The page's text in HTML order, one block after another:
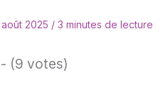
août 2025 / 3 minutes de lecture
(9 votes)